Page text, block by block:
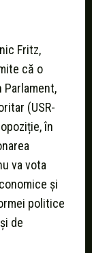
Fritz,
că o
(USR-
în
va vota
și
politice
de